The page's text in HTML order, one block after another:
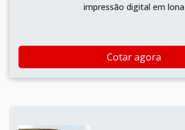
impressão digital em lona
Cotar agora